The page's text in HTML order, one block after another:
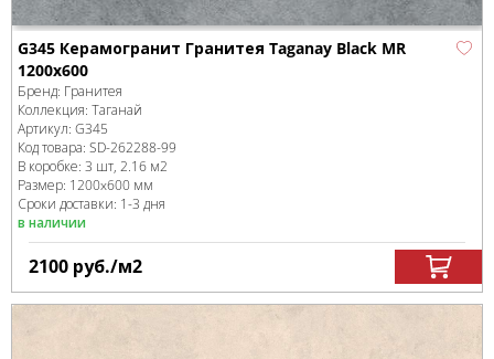
G345 Керамогранит Гранитея Taganay Black MR
1200x600
Бренд: Гранитея
Коллекция: Таганай
Артикул: G345
Код товара: SD-262288-99
В коробке: 3 шт, 2.16 м2
Размер: 1200x600 мм
Сроки доставки: 1-3 дня
в наличии
2100 руб./м2